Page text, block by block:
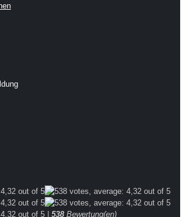
538Bewertung(en)